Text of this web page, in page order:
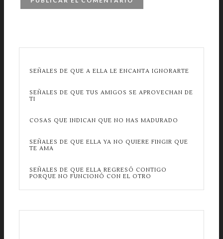
SEÑALES DE QUE A ELLA LE ENCANTA IGNORARTE
SEÑALES DE QUE TUS AMIGOS SE APROVECHAN DE
TI
COSAS QUE INDICAN QUE NO HAS MADURADO
SEÑALES DE QUE ELLA YA NO QUIERE FINGIR QUE
TE AMA
SEÑALES DE QUE ELLA REGRESÓ CONTIGO
PORQUE NO FUNCIONÓ CON EL OTRO